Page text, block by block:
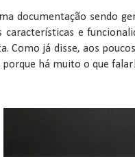
documentação sendo
características e
Como já disse, aos
há muito o que